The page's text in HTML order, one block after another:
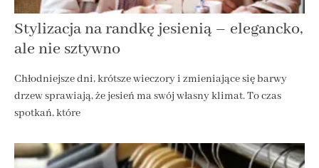
Stylizacja na randkę jesienią – elegancko,
ale nie sztywno
Chłodniejsze dni, krótsze wieczory i zmieniające się barwy
drzew sprawiają, że jesień ma swój własny klimat. To czas
spotkań, które